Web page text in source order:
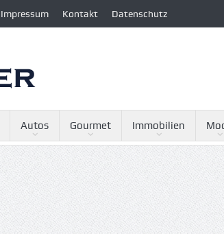
Impressum Kontakt Datenschutz
Autos Gourmet Immobilien